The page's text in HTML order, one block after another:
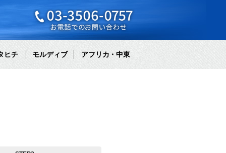
ヒチ モルディブ アフリカ・中東